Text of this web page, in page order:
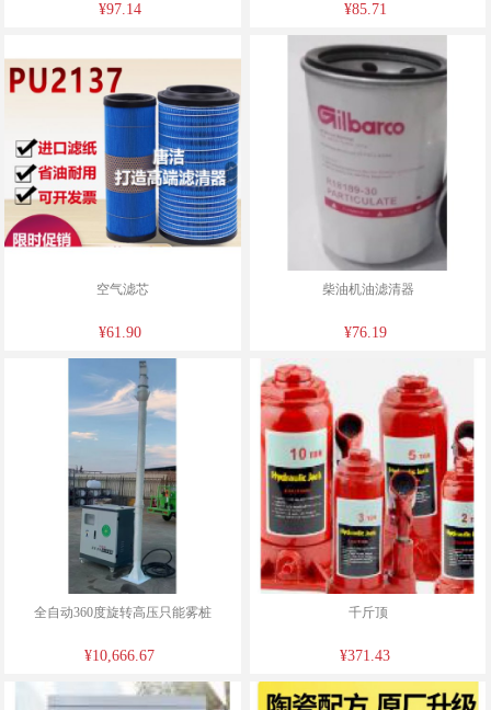
¥97.14 ¥85.71
空气滤芯
¥61.90
柴油机油滤清器
¥76.19
全自动360度旋转高压只能雾桩
¥10,666.67
千斤顶
¥371.43